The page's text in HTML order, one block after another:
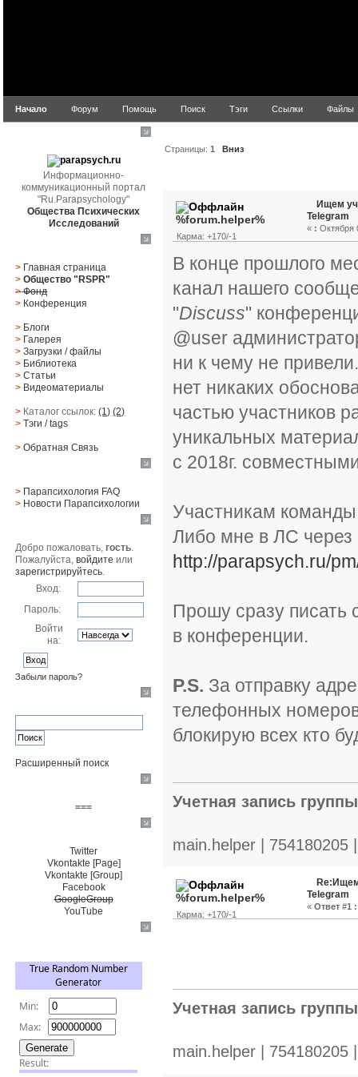
Начало Форум Помощь Поиск Тэги Ссылки Файлы
Информационно-
коммуникационный портал
"Ru.Parapsychology"
Общества Психических
Исследований
> Главная страница
> Общество "RSPR"
> Фонд
> Конференция
> Блоги
> Галерея
> Загрузки/файлы
> Библиотека
> Статьи
> Видеоматериалы
> Каталог ссылок:(1) (2)
> Тэги/ tags
> Обратная Cвязь
> Парапсихология FAQ
> Новости Парапсихологии
Добро пожаловать,гость.
Пожалуйста,войдите или
зарегистрируйтесь.
Вход:
Пароль:
Войти
на:
Забыли пароль?
Расширенный поиск
===
Twitter
Vkontakte [Page]
Vkontakte [Group]
Facebook
GoogleGroup
YouTube
Страницы:1 Вниз
%forum.helper%
Карма: +170/-1
Ищем
Telegram
« : Октября
В конце прошлого
канал нашего
"Discuss"
@user
ни к чему не
нет никаких
частью участников
уникальных
с 2018г.
Участникам
Либо мне в ЛС через
http://parapsych.ru/
Прошу сразу писать
в конференции.
P.S. За отправку
телефонных
блокирую всех кто
Учетная запись
main.helper |
%forum.helper%
Карма: +170/-1
Telegram
« Ответ #1 :
Учетная запись
main.helper |